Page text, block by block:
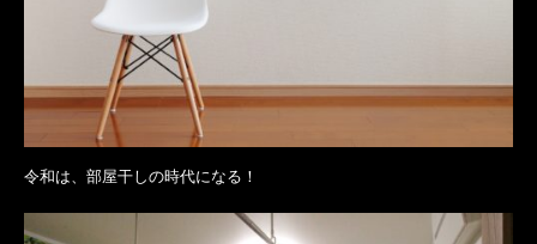
令和は、部屋干しの時代になる！